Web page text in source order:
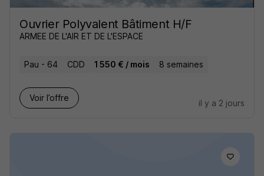
Ouvrier Polyvalent Bâtiment H/F
ARMEE DE L'AIR ET DE L'ESPACE
Pau - 64 CDD 1 550 € / mois 8 semaines
Voir l’offre
il y a 2 jours